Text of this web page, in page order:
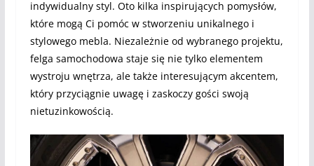
indywidualny styl. Oto kilka inspirujących pomysłów,
które mogą Ci pomóc w stworzeniu unikalnego i
stylowego mebla. Niezależnie od wybranego projektu,
felga samochodowa staje się nie tylko elementem
wystroju wnętrza, ale także interesującym akcentem,
który przyciągnie uwagę i zaskoczy gości swoją
nietuzinkowością.